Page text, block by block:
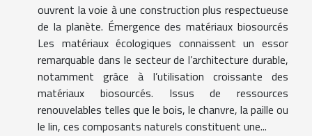
ouvrent la voie à une construction plus respectueuse
de la planète. Émergence des matériaux biosourcés
Les matériaux écologiques connaissent un essor
remarquable dans le secteur de l’architecture durable,
notamment grâce à l’utilisation croissante des
matériaux biosourcés. Issus de ressources
renouvelables telles que le bois, le chanvre, la paille ou
le lin, ces composants naturels constituent une...